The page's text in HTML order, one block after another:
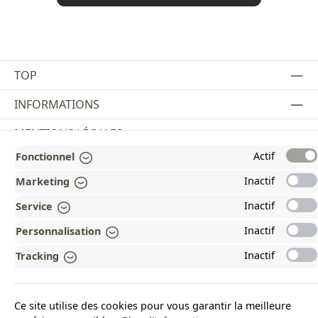
TOP
Revoke a contract
INFORMATIONS
MENTIONS LÉGALES
PAYMENT AND SHIPPING METHODS
RÉCOMPENSÉ ET CERTIFIÉ !
OUR COMMUNITIES
Fonctionnel
Actif
Marketing
Inactif
Service
Inactif
Personnalisation
Inactif
Tracking
Inactif
Ce site utilise des cookies pour vous garantir la meilleure